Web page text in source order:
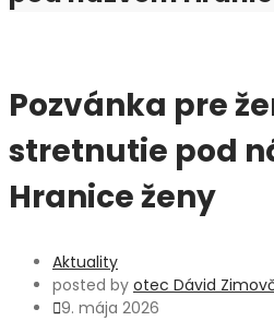
Pozvánka pre
stretnutie pod
Hranice ženy
Aktuality
posted by otec Dávid
9. mája 2026